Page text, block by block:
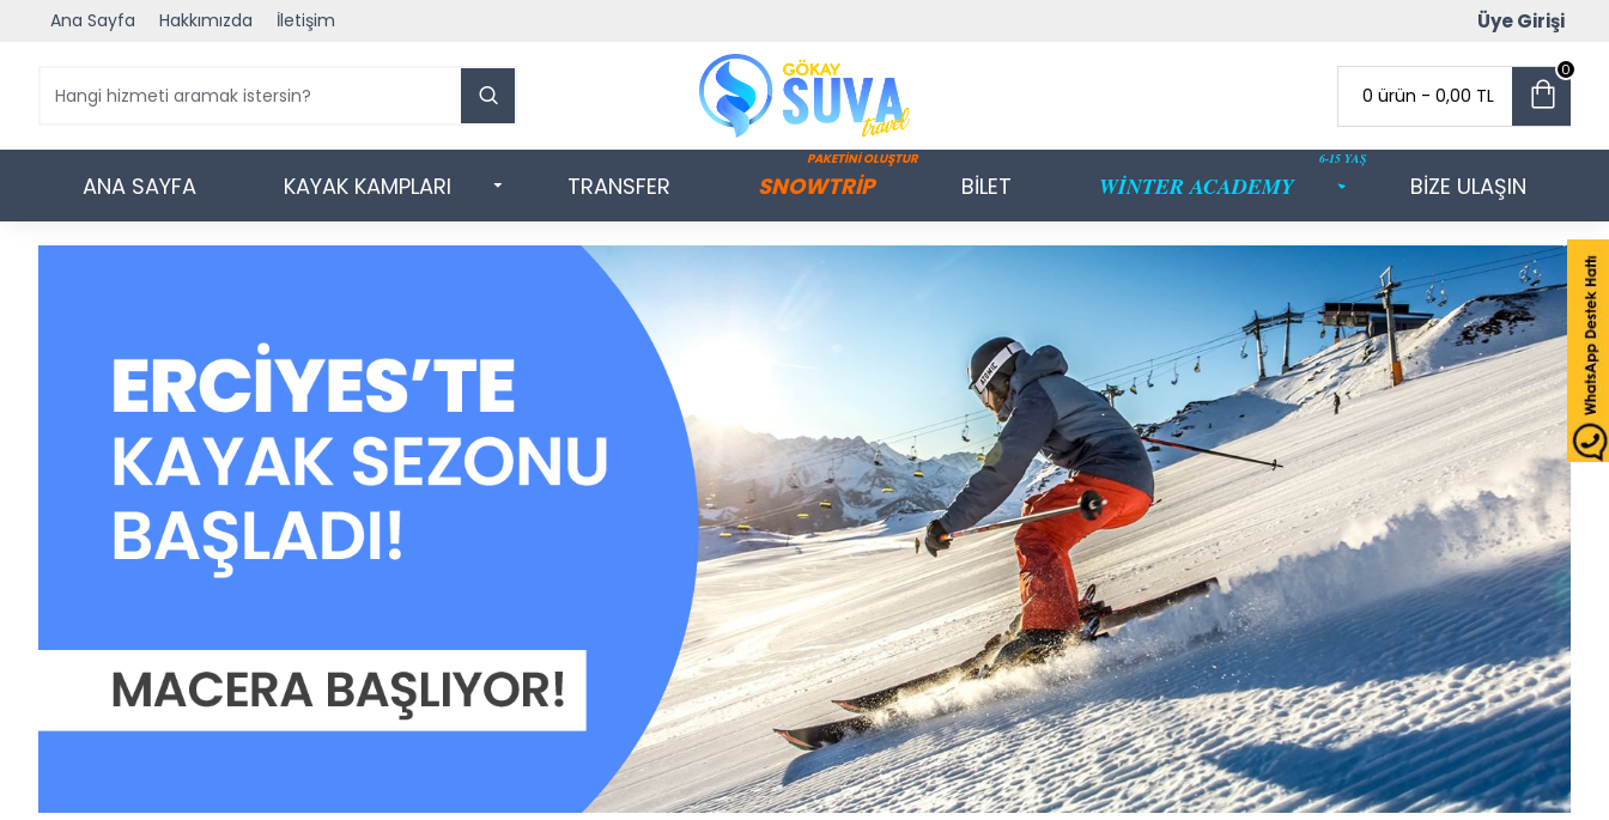
Ana Sayfa Hakkımızda İletişim Üye Girişi
0 ürün - 0,00 TL
0
ANA SAYFA KAYAK KAMPLARI TRANSFER SNOWTRİP
PAKETİNİ OLUŞTUR
BİLET WİNTER ACADEMY
6-15 YAŞ
BİZE ULAŞIN